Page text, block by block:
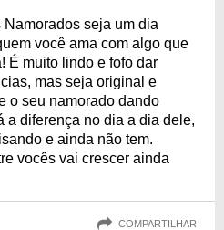
seja um dia
você ama com algo que
É muito lindo e fofo dar
mas seja original e
o seu namorado dando
a diferença no dia a dia dele,
e ainda não tem.
vocês vai crescer ainda
COMPARTILHAR